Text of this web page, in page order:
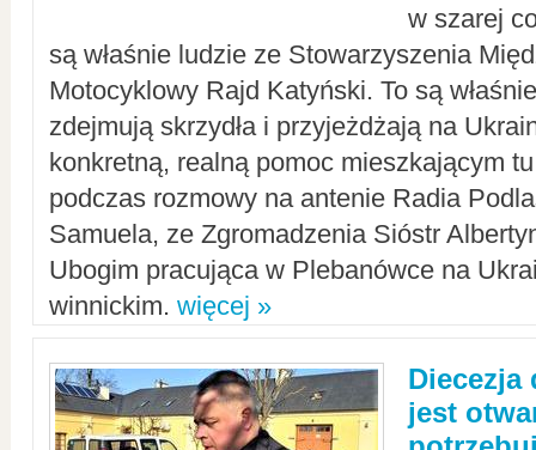
w szarej
są właśnie ludzie ze Stowarzyszenia
Motocyklowy Rajd Katyński. To są
zdejmują skrzydła i przyjeżdżają na
konkretną, realną pomoc mieszkającym
podczas rozmowy na antenie Radia
Samuela, ze Zgromadzenia Sióstr
Ubogim pracująca w Plebanówce na
winnickim. więcej »
Diecezja
jest